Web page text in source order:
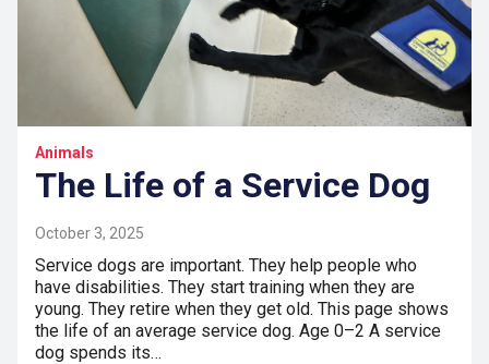
Animals
The Life of a Service Dog
October 3, 2025
Service dogs are important. They help people who
have disabilities. They start training when they are
young. They retire when they get old. This page shows
the life of an average service dog. Age 0–2 A service
dog spends its…